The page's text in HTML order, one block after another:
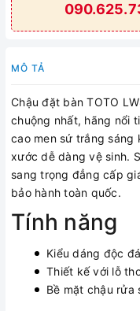
MÔ TẢ
Chậu đặt bàn TOTO
chuộng nhất, hãng nổi
cao men sứ trắng sáng
xước dễ dàng vệ sinh.
sang trọng đẳng cấp
bảo hành toàn quốc.
Tính năng
Kiểu dáng độc
Thiết kế với lỗ
Bề mặt chậu rửa